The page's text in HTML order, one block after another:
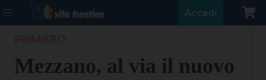
Accedi
Mezzano, al via il nuovo